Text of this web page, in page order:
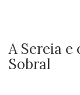
A Sereia e
Sobral